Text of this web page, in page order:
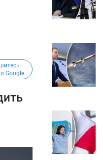
Google